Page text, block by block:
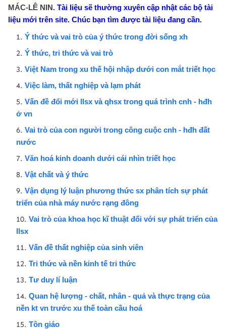
MÁC-LÊ NIN. Tài liệu sẽ thường xuyên cập nhật các bộ tài
liệu mới trên site. Chúc bạn tìm được tài liệu đang cần.
Ý thức và vai trò của ý thức trong đời sống xh
Ý thức, tri thức và vai trò
Việt Nam trong xu thế hội nhập dưới con mắt triết học
Việc làm, thất nghiệp và lạm phát
Vấn đề đổi mới llsx và qhsx trong quá trình cnh - hđh
ở vn
Vai trò của con người trong công cuộc cnh - hđh đất
nước
Văn hoá kinh doanh dưới cái nhìn triết học
Vật chất và ý thức
Vận dụng lý luận phương thức sx phân tích sự phát
triển của nhà máy nước rạng đông
Vai trò của khoa học kĩ thuật đối với sự phát triển của
llsx
Vấn đề thất nghiệp của sinh viên
Tri thức và nền kinh tế tri thức
Tư duy lí luận
Quan hệ lượng - chất, nhân - quả và thực trạng của
nền kt vn trước xu thế toàn cầu hoá
Tôn giáo